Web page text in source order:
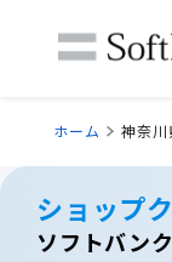
ホーム 神奈川
ショップ
ソフトバン